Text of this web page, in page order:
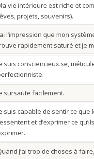
vie intérieure est riche et
projets, souvenirs).
l’impression que mon
rapidement saturé et je
suis consciencieux.se,
sursaute facilement.
suis capable de sentir ce que
et d’exprimer ce
j’ai trop de choses à